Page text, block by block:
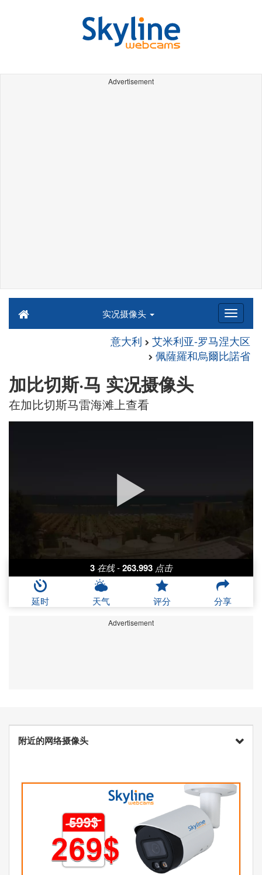
Advertisement
实况摄像头
意大利
艾米利亚-罗马涅大区
佩薩羅和烏爾比諾省
加比切斯·马 实况摄像头
在加比切斯马雷海滩上查看
3 在线 - 263.993 点击
延时 天气 评分 分享
Advertisement
附近的网络摄像头